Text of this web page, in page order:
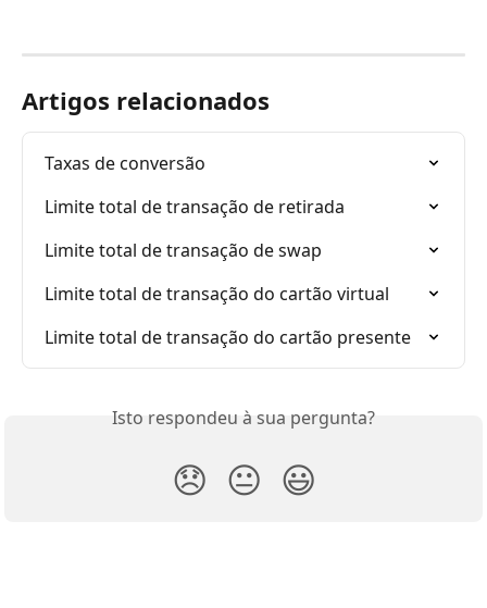
Artigos relacionados
Taxas de conversão
Limite total de transação de retirada
Limite total de transação de swap
Limite total de transação do cartão virtual
Limite total de transação do cartão presente
Isto respondeu à sua pergunta?
😞 😐 😃